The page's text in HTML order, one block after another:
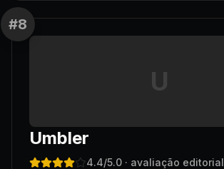
#8
U
Umbler
4.4/5.0 · avaliação editorial